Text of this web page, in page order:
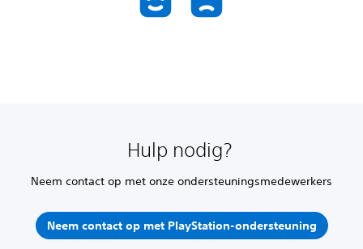
Hulp nodig?
Neem contact op met onze ondersteuningsmedewerkers
Neem contact op met PlayStation-ondersteuning